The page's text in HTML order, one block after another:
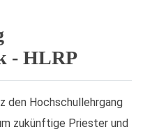
- HLRP
den Hochschullehrgang
zukünftige Priester und